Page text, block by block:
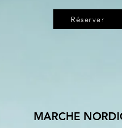
Réserver
MARCHE